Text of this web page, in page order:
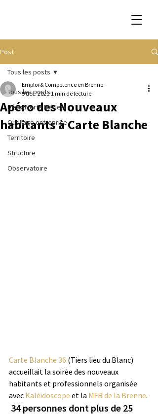
Post
Tous les posts
Découverte Métiers
Outillage entreprise
Territoire
Structure
Observatoire
Tous les posts
Apéro des Nouveaux
habitants à Carte Blanche
Emploi & Compétence en Brenne
9 déc. 2021 1 min de lecture
Carte Blanche 36 (Tiers lieu du Blanc)
accueillait la soirée des nouveaux
habitants et professionnels organisée
avec Kaléidoscope et la MFR de la Brenne.